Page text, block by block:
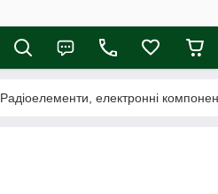
Радіоелементи, електронні